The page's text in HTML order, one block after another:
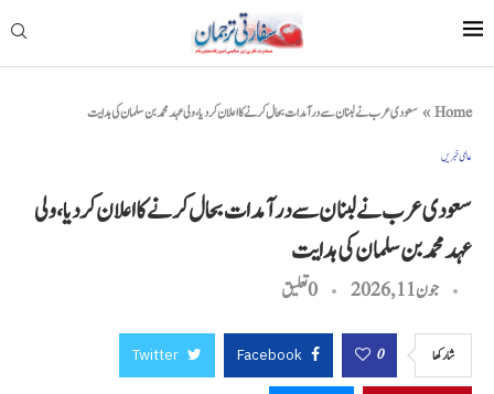
Home
» سعودی عرب نے لبنان سے درآمدات بحال کرنے کا اعلان کر دیا، ولی عہد محمد بن سلمان کی ہدایت
عالمی خبریں
سعودی عرب نے لبنان سے درآمدات بحال کرنے کا اعلان کر دیا، ولی
عہد محمد بن سلمان کی ہدایت
جون 11, 2026 0 تعليق
شاركها 0
Facebook
Twitter